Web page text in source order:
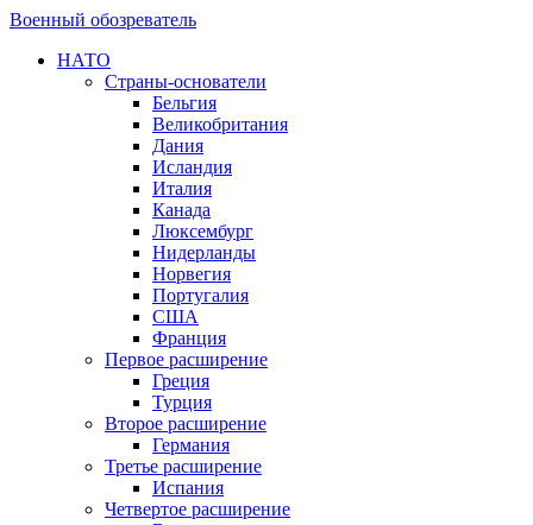
Военный обозреватель
НАТО
Страны-основатели
Бельгия
Великобритания
Дания
Исландия
Италия
Канада
Люксембург
Нидерланды
Норвегия
Португалия
США
Франция
Первое расширение
Греция
Турция
Второе расширение
Германия
Третье расширение
Испания
Четвертое расширение